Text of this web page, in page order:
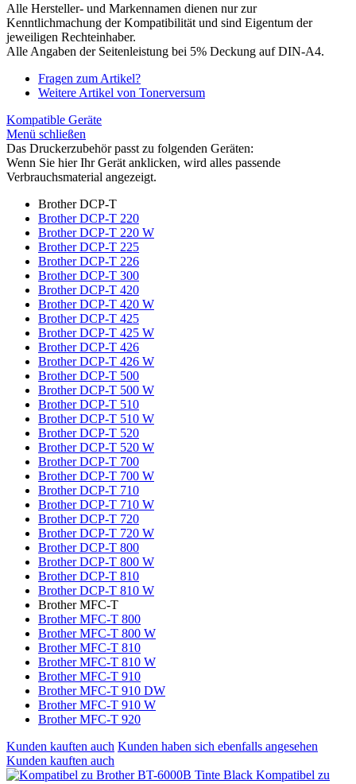
Alle Hersteller- und Markennamen dienen nur zur
Kenntlichmachung der Kompatibilität und sind Eigentum der
jeweiligen Rechteinhaber.
Alle Angaben der Seitenleistung bei 5% Deckung auf DIN-A4.
Fragen zum Artikel?
Weitere Artikel von Tonerversum
Kompatible Geräte
Menü schließen
Das Druckerzubehör passt zu folgenden Geräten:
Wenn Sie hier Ihr Gerät anklicken, wird alles passende
Verbrauchsmaterial angezeigt.
Brother DCP-T
Brother DCP-T 220
Brother DCP-T 220 W
Brother DCP-T 225
Brother DCP-T 226
Brother DCP-T 300
Brother DCP-T 420
Brother DCP-T 420 W
Brother DCP-T 425
Brother DCP-T 425 W
Brother DCP-T 426
Brother DCP-T 426 W
Brother DCP-T 500
Brother DCP-T 500 W
Brother DCP-T 510
Brother DCP-T 510 W
Brother DCP-T 520
Brother DCP-T 520 W
Brother DCP-T 700
Brother DCP-T 700 W
Brother DCP-T 710
Brother DCP-T 710 W
Brother DCP-T 720
Brother DCP-T 720 W
Brother DCP-T 800
Brother DCP-T 800 W
Brother DCP-T 810
Brother DCP-T 810 W
Brother MFC-T
Brother MFC-T 800
Brother MFC-T 800 W
Brother MFC-T 810
Brother MFC-T 810 W
Brother MFC-T 910
Brother MFC-T 910 DW
Brother MFC-T 910 W
Brother MFC-T 920
Kunden kauften auch Kunden haben sich ebenfalls angesehen
Kunden kauften auch
Kompatibel zu